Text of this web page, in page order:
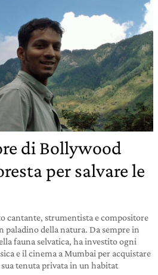
di Bollywood
per salvare le
cantante, strumentista e compositore
paladino della natura. Da sempre in
fauna selvatica, ha investito ogni
e il cinema a Mumbai per acquistare
tenuta privata in un habitat